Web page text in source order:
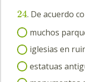
24. De acuerdo
muchos
iglesias en
estatuas